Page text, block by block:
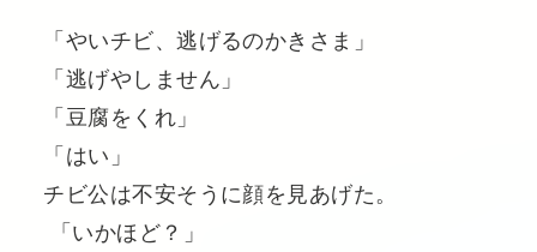
「やいチビ、逃げるのかきさま」
「逃げやしません」
「豆腐をくれ」
「はい」
チビ公は不安そうに顔を見あげた。
「いかほど？」